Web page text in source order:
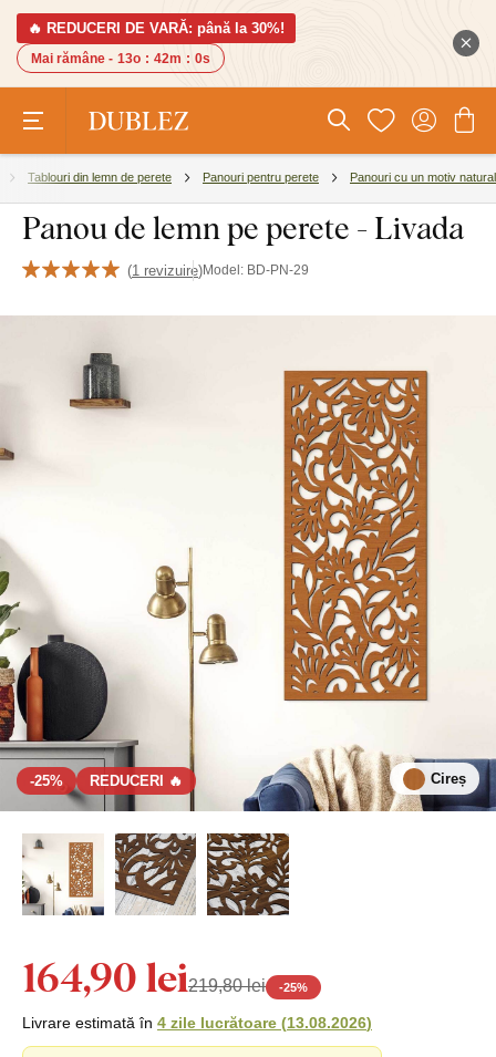
🔥 REDUCERI DE VARĂ: până la 30%!
Mai rămâne - 13o : 41m : 59s
Tablouri din lemn de perete Panouri pentru perete Panouri cu un motiv natural
Panou de lemn pe perete - Livada
(1 revizuire)Model: BD-PN-29
-25% REDUCERI 🔥 Cireș
164,90 lei219,80 lei -25%
Livrare estimată în 4 zile lucrătoare (13.08.2026)